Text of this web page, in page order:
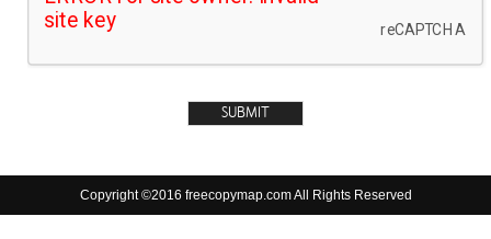
Copyright ©2016 freecopymap.com All Rights Reserved